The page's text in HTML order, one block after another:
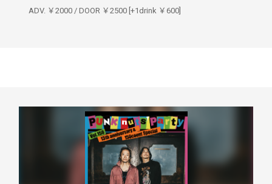
ADV. ￥2000 / DOOR ￥2500 [+1drink ￥600]